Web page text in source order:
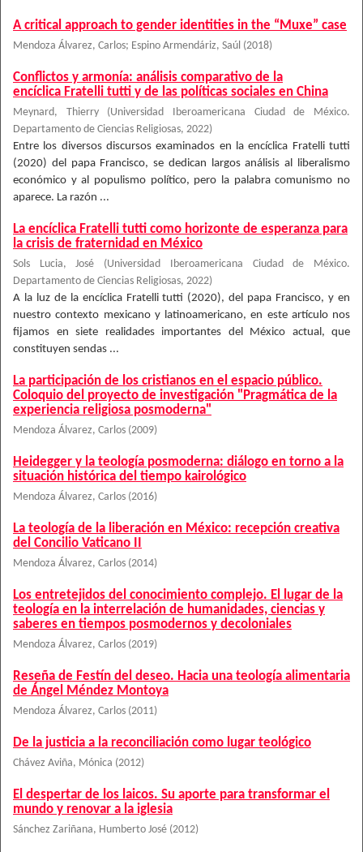
A critical approach to gender identities in the “Muxe” case
Mendoza Álvarez, Carlos; Espino Armendáriz, Saúl (2018)
Conflictos y armonía: análisis comparativo de la
encíclica Fratelli tutti y de las políticas sociales en China
Meynard, Thierry (Universidad Iberoamericana Ciudad de México.
Departamento de Ciencias Religiosas, 2022)
Entre los diversos discursos examinados en la encíclica Fratelli tutti
(2020) del papa Francisco, se dedican largos análisis al liberalismo
económico y al populismo político, pero la palabra comunismo no
aparece. La razón ...
La encíclica Fratelli tutti como horizonte de esperanza para
la crisis de fraternidad en México
Sols Lucia, José (Universidad Iberoamericana Ciudad de México.
Departamento de Ciencias Religiosas, 2022)
A la luz de la encíclica Fratelli tutti (2020), del papa Francisco, y en
nuestro contexto mexicano y latinoamericano, en este artículo nos
fijamos en siete realidades importantes del México actual, que
constituyen sendas ...
La participación de los cristianos en el espacio público.
Coloquio del proyecto de investigación "Pragmática de la
experiencia religiosa posmoderna"
Mendoza Álvarez, Carlos (2009)
Heidegger y la teología posmoderna: diálogo en torno a la
situación histórica del tiempo kairológico
Mendoza Álvarez, Carlos (2016)
La teología de la liberación en México: recepción creativa
del Concilio Vaticano II
Mendoza Álvarez, Carlos (2014)
Los entretejidos del conocimiento complejo. El lugar de la
teología en la interrelación de humanidades, ciencias y
saberes en tiempos posmodernos y decoloniales
Mendoza Álvarez, Carlos (2019)
Reseña de Festín del deseo. Hacia una teología alimentaria
de Ángel Méndez Montoya
Mendoza Álvarez, Carlos (2011)
De la justicia a la reconciliación como lugar teológico
Chávez Aviña, Mónica (2012)
El despertar de los laicos. Su aporte para transformar el
mundo y renovar a la iglesia
Sánchez Zariñana, Humberto José (2012)